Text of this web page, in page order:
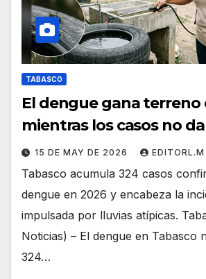
TABASCO
El dengue gana terreno
mientras los casos no
15 DE MAY DE 2026 EDITORL.M
Tabasco acumula 324 casos
dengue en 2026 y encabeza la
impulsada por lluvias atípicas.
Noticias) – El dengue en Tabasco
324…